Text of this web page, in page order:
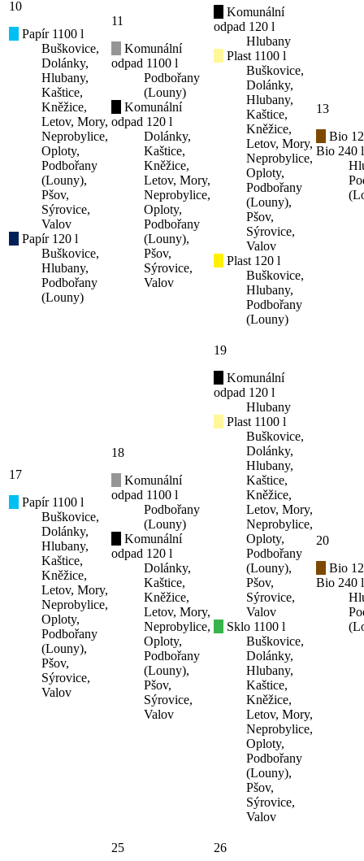
10
Papír 1100 l
Buškovice,
Dolánky,
Hlubany,
Kaštice,
Kněžice,
Letov, Mory,
Neprobylice,
Oploty,
Podbořany
(Louny),
Pšov,
Sýrovice,
Valov
Papír 120 l
Buškovice,
Hlubany,
Podbořany
(Louny)
11
Komunální
odpad 1100 l
Podbořany
(Louny)
Komunální
odpad 120 l
Dolánky,
Kaštice,
Kněžice,
Letov, Mory,
Neprobylice,
Oploty,
Podbořany
(Louny),
Pšov,
Sýrovice,
Valov
Komunální
odpad 120 l
Hlubany
Plast 1100 l
Buškovice,
Dolánky,
Hlubany,
Kaštice,
Kněžice,
Letov, Mory,
Neprobylice,
Oploty,
Podbořany
(Louny),
Pšov,
Sýrovice,
Valov
Plast 120 l
Buškovice,
Hlubany,
Podbořany
(Louny)
13
Bio
Bio 240 l
17
Papír 1100 l
Buškovice,
Dolánky,
Hlubany,
Kaštice,
Kněžice,
Letov, Mory,
Neprobylice,
Oploty,
Podbořany
(Louny),
Pšov,
Sýrovice,
Valov
18
Komunální
odpad 1100 l
Podbořany
(Louny)
Komunální
odpad 120 l
Dolánky,
Kaštice,
Kněžice,
Letov, Mory,
Neprobylice,
Oploty,
Podbořany
(Louny),
Pšov,
Sýrovice,
Valov
19
Komunální
odpad 120 l
Hlubany
Plast 1100 l
Buškovice,
Dolánky,
Hlubany,
Kaštice,
Kněžice,
Letov, Mory,
Neprobylice,
Oploty,
Podbořany
(Louny),
Pšov,
Sýrovice,
Valov
Sklo 1100 l
Buškovice,
Dolánky,
Hlubany,
Kaštice,
Kněžice,
Letov, Mory,
Neprobylice,
Oploty,
Podbořany
(Louny),
Pšov,
Sýrovice,
Valov
20
Bio
Bio 240 l
25
26